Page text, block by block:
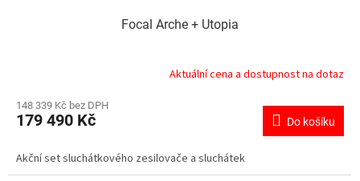
Focal Arche + Utopia
Aktuální cena a dostupnost na dotaz
148 339 Kč bez DPH
179 490 Kč Do košíku
Akční set sluchátkového zesilovače a sluchátek